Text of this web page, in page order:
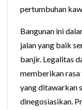
pertumbuhan
Bangunan ini
jalan yang baik
banjir. Legalitas
memberikan
yang ditawarkan
dinegosiasikan.